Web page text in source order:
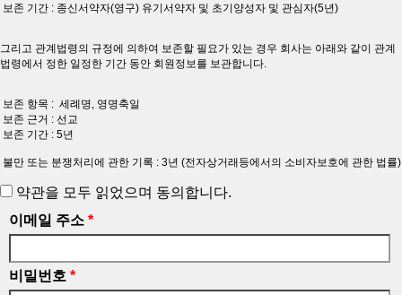
보존 기간 : 종신서약자(영구) 유기서약자 및 초기양성자 및 관심자(5년)
그리고 관계법령의 규정에 의하여 보존할 필요가 있는 경우 회사는 아래와 같이 관계
법령에서 정한 일정한 기간 동안 회원정보를 보관합니다.
보존 항목 : 세례명, 영명축일
보존 근거 : 선교
보존 기간 : 5년
불만 또는 분쟁처리에 관한 기록 : 3년 (전자상거래등에서의 소비자보호에 관한 법률)
약관을 모두 읽었으며 동의합니다.
이메일 주소 *
비밀번호 *